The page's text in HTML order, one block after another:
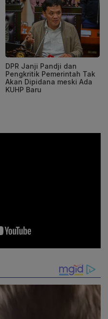
DPR Janji Pandji dan
Pengkritik Pemerintah Tak
Akan Dipidana meski Ada
KUHP Baru